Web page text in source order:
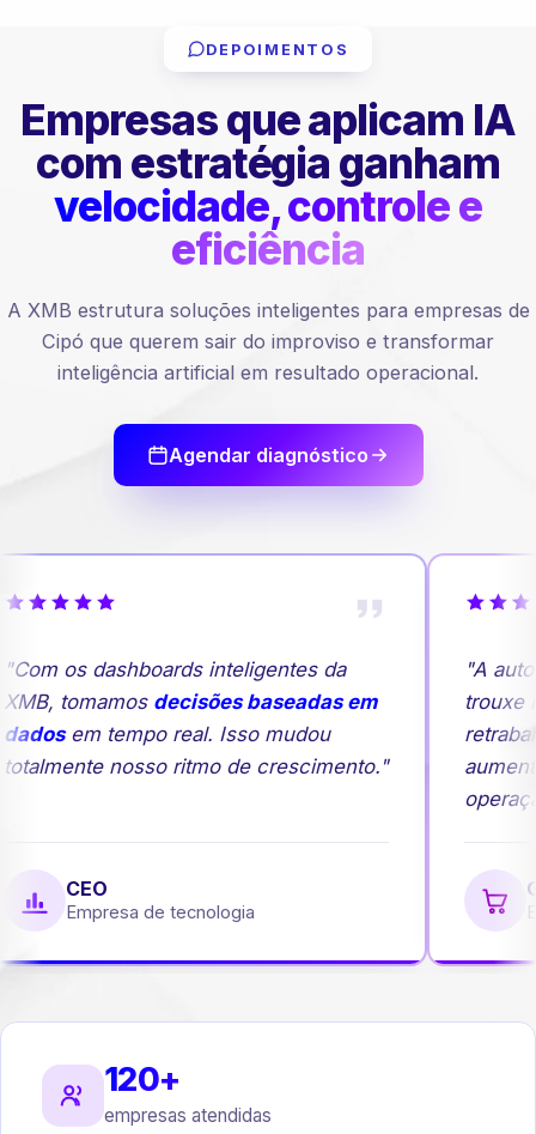
DEPOIMENTOS
Empresas que aplicam IA
com estratégia ganham
velocidade, controle e
eficiência
A XMB estrutura soluções inteligentes para empresas de
Cipó que querem sair do improviso e transformar
inteligência artificial em resultado operacional.
Agendar diagnóstico
os dashboards inteligentes da
tomamosdecisões baseadas em
em tempo real. Isso mudou
nosso ritmo de crescimento."
CEO
Empresa de tecnologia
"A
trouxe
120+
empresas atendidas